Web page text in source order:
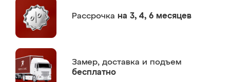
Рассрочка на 3, 4, 6 месяцев
Замер, доставка и подъем
бесплатно